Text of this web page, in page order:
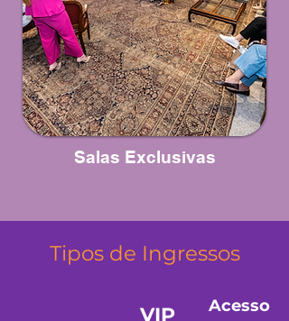
Salas Exclusivas
Tipos de Ingressos
Acesso
VIP